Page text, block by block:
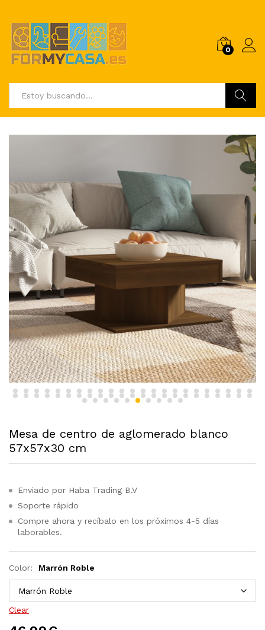
0
Mesa de centro de aglomerado blanco
57x57x30 cm
Enviado por Haba Trading B.V
Soporte rápido
Compre ahora y recíbalo en los próximos 4-5 días
laborables.
Color: Marrón Roble
Clear